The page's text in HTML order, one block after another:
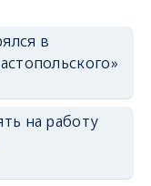
в
на работу